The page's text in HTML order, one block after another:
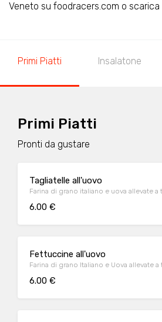
Veneto su foodracers.com o scarica
Primi Piatti Insalatone
Primi Piatti
Pronti da gustare
Tagliatelle all'uovo
Farina di grano italiano e uova allevate a
6.00 €
Fettuccine all'uovo
Farina di grano Italiano e Uova allevate a
6.00 €